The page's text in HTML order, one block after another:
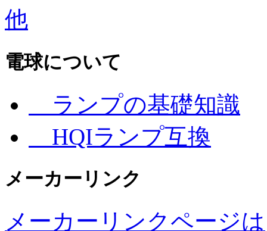
電球について
ランプの基礎知識
HQIランプ互換
メーカーリンク
メーカーリンクページは